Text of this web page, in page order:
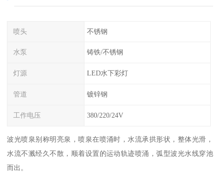
喷头 不锈钢
水泵 铸铁/不锈钢
灯源 LED水下彩灯
管道 镀锌钢
工作电压 380/220/24V
波光喷泉别称明亮泉，喷泉在喷涌时，水流承拱形状，整体光滑，
水流不溅经久不散，顺着设置的运动轨迹喷涌，弧型波光水线穿池
而出。